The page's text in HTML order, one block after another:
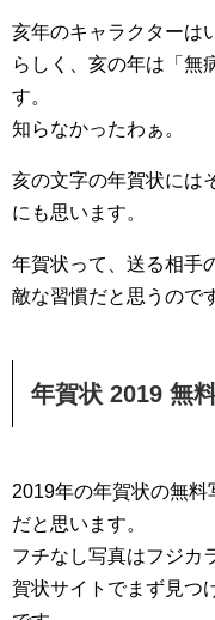
亥年のキャラクターは
らしく、亥の年は「無
す。
知らなかったわぁ。
亥の文字の年賀状には
にも思います。
年賀状って、送る相手
敵な習慣だと思うので
年賀状 2019 無
2019年の年賀状の無
だと思います。
フチなし写真はフジカ
賀状サイトでまず見つ